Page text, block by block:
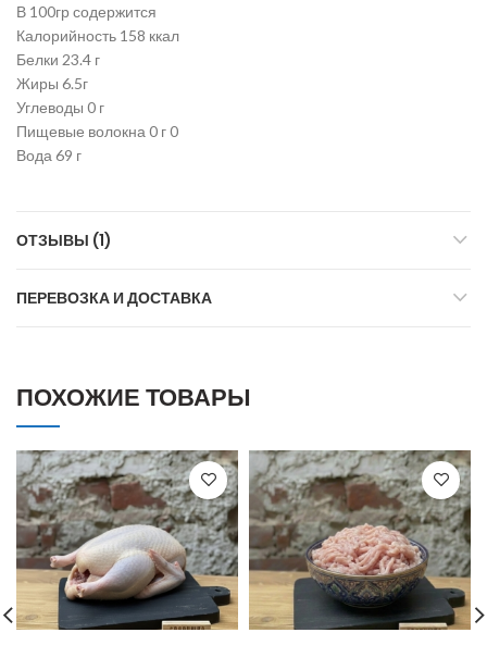
В 100гр содержится
Калорийность 158 ккал
Белки 23.4 г
Жиры 6.5г
Углеводы 0 г
Пищевые волокна 0 г 0
Вода 69 г
ОТЗЫВЫ (1)
ПЕРЕВОЗКА И ДОСТАВКА
ПОХОЖИЕ ТОВАРЫ